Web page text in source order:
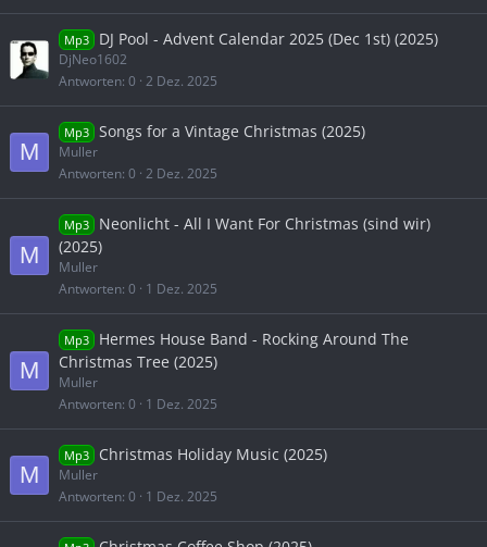
Mp3 DJ Pool - Advent Calendar 2025 (Dec 1st) (2025)
DjNeo1602
Antworten 0 2 Dez. 2025
M
Mp3 Songs for a Vintage Christmas (2025)
Muller
Antworten 0 2 Dez. 2025
M
Mp3
Neonlicht - All I Want For Christmas (sind wir)
(2025)
Muller
Antworten 0 1 Dez. 2025
M
Mp3
Hermes House Band - Rocking Around The
Christmas Tree (2025)
Muller
Antworten 0 1 Dez. 2025
M
Mp3 Christmas Holiday Music (2025)
Muller
Antworten 0 1 Dez. 2025